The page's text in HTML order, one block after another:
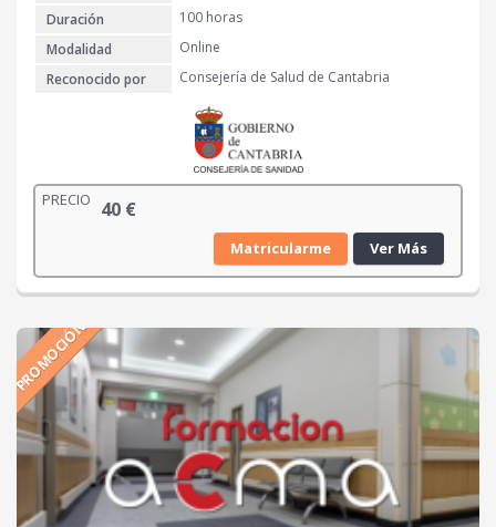
Duración
100 horas
Modalidad
Online
Reconocido por
Consejería de Salud de Cantabria
PRECIO 40 €
Matricularme Ver Más
PROMOCIÓN